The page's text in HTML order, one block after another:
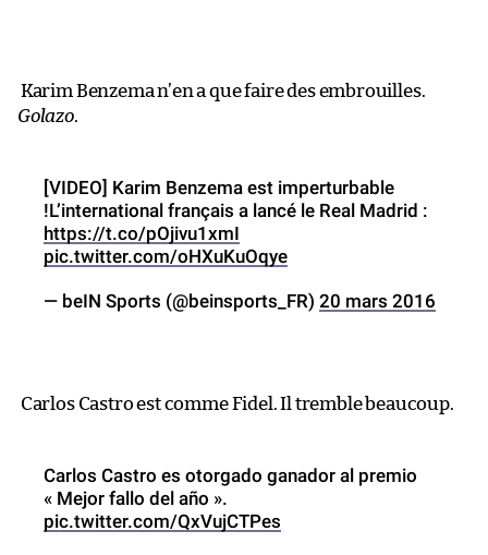
Karim Benzema n’en a que faire des embrouilles.
Golazo.
[VIDEO] Karim Benzema est imperturbable
!L’international français a lancé le Real Madrid :
https://t.co/pOjivu1xmI
pic.twitter.com/oHXuKuOqye
— beIN Sports (@beinsports_FR) 20 mars 2016
Carlos Castro est comme Fidel. Il tremble beaucoup.
Carlos Castro es otorgado ganador al premio
« Mejor fallo del año ».
pic.twitter.com/QxVujCTPes